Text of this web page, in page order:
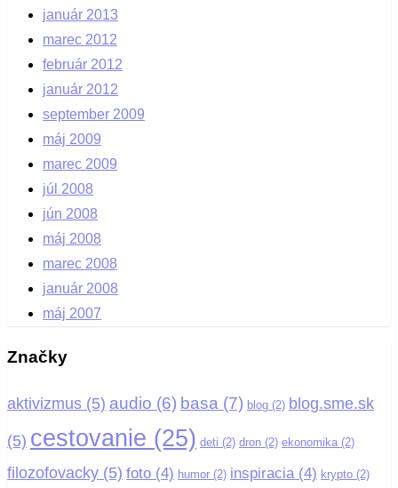
január 2013
marec 2012
február 2012
január 2012
september 2009
máj 2009
marec 2009
júl 2008
jún 2008
máj 2008
marec 2008
január 2008
máj 2007
Značky
aktivizmus (5) audio (6) basa (7) blog (2) blog.sme.sk
(5) cestovanie (25) deti (2) dron (2) ekonomika (2)
filozofovacky (5) foto (4) humor (2) inspiracia(4) krypto (2)